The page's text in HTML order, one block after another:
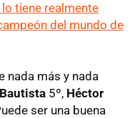
tiene realmente
del mundo de
nada más y nada
5º, Héctor
ser una buena